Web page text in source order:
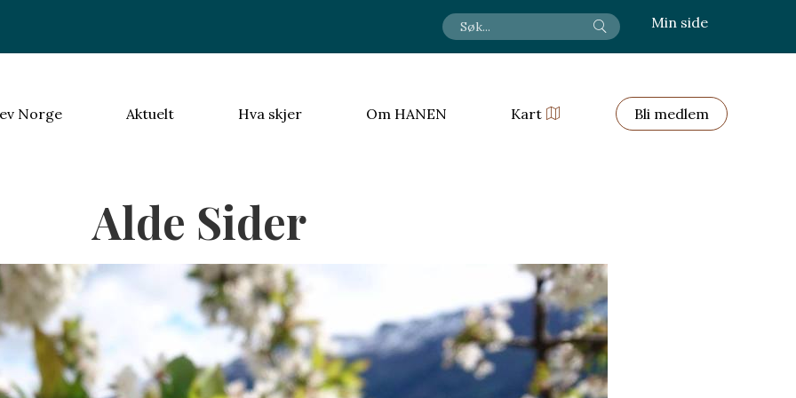
Min side
Norge Aktuelt Hva skjer Om HANEN Kart Bli medlem
Alde Sider